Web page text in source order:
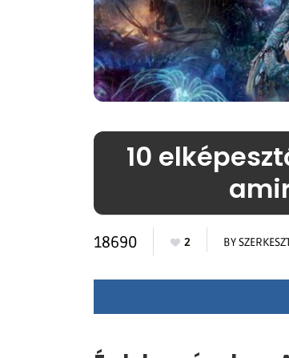
10
18690 2 BY